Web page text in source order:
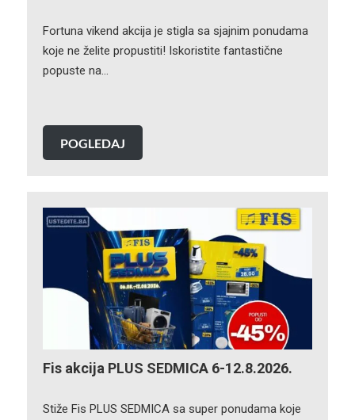
Fortuna vikend akcija je stigla sa sjajnim ponudama
koje ne želite propustiti! Iskoristite fantastične
popuste na…
POGLEDAJ
Fis akcija PLUS SEDMICA 6-12.8.2026.
Stiže Fis PLUS SEDMICA sa super ponudama koje